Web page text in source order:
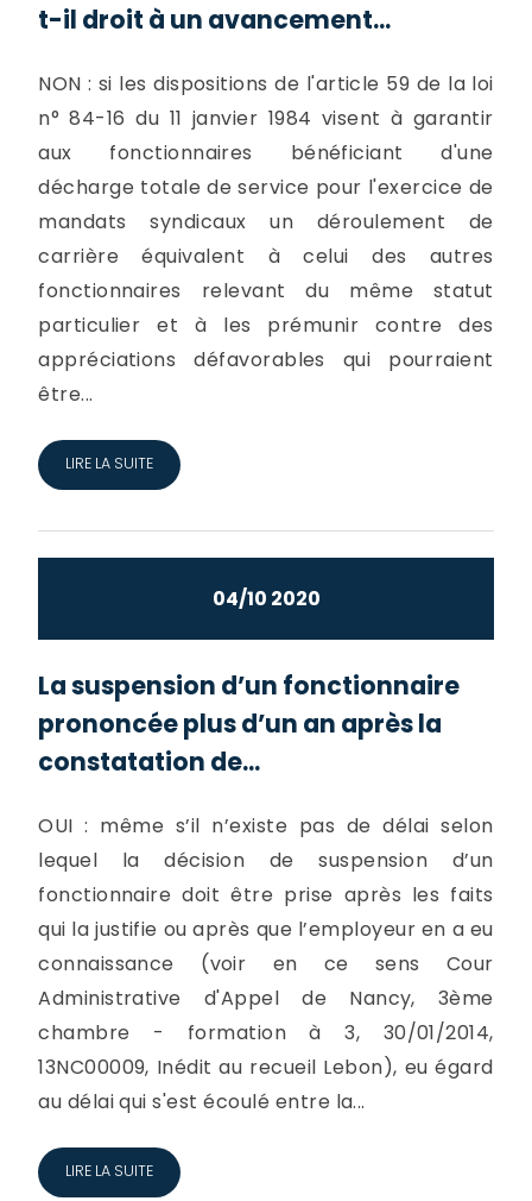
t-il droit à un avancement...
NON : si les dispositions de l'article 59 de la loi
n° 84-16 du 11 janvier 1984 visent à garantir
aux fonctionnaires bénéficiant d'une
décharge totale de service pour l'exercice de
mandats syndicaux un déroulement de
carrière équivalent à celui des autres
fonctionnaires relevant du même statut
particulier et à les prémunir contre des
appréciations défavorables qui pourraient
être...
LIRE LA SUITE
04/10 2020
La suspension d’un fonctionnaire
prononcée plus d’un an après la
constatation de...
OUI : même s’il n’existe pas de délai selon
lequel la décision de suspension d’un
fonctionnaire doit être prise après les faits
qui la justifie ou après que l’employeur en a eu
connaissance (voir en ce sens Cour
Administrative d'Appel de Nancy, 3ème
chambre - formation à 3, 30/01/2014,
13NC00009, Inédit au recueil Lebon), eu égard
au délai qui s'est écoulé entre la...
LIRE LA SUITE